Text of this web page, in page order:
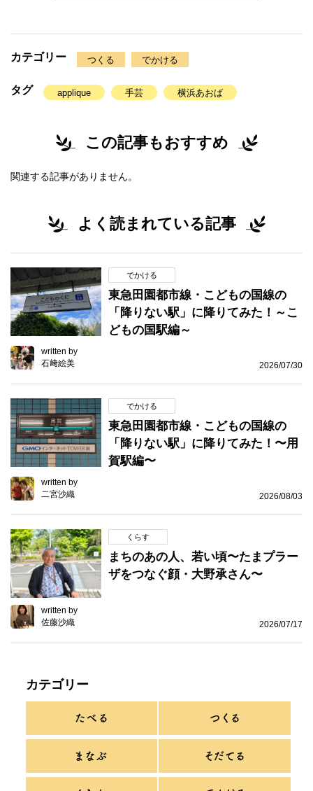
カテゴリー つくる でかける
タグ applique 手芸 横浜あおば
この記事もおすすめ
関連する記事がありません。
よく読まれている記事
でかける
東急田園都市線・こどもの国線の
「降りない駅」に降りてみた！～こ
どもの国駅編～
written by
石﨑絵美
2026/07/30
でかける
東急田園都市線・こどもの国線の
「降りない駅」に降りてみた！〜用
賀駅編〜
written by
二宮沙織
2026/08/03
くらす
まちのあの人、若い頃〜たまプラー
ザをつなぐ顔・大野承さん〜
written by
佐藤沙織
2026/07/17
カテゴリー